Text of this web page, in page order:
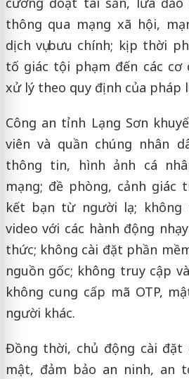
thông qua mạng xã hội,
dịch vụ bưu chính; kịp thời
tố giác tội phạm đến các cơ
xử lý theo quy định của pháp
Công an tỉnh Lạng Sơn
viên và quần chúng nhân
thông tin, hình ảnh cá
mạng; đề phòng, cảnh giác
kết bạn từ người lạ; không
video với các hành động
thức; không cài đặt phần
nguồn gốc; không truy cập
không cung cấp mã OTP,
người khác.
Đồng thời, chủ động cài đặt
mật, đảm bảo an ninh, an